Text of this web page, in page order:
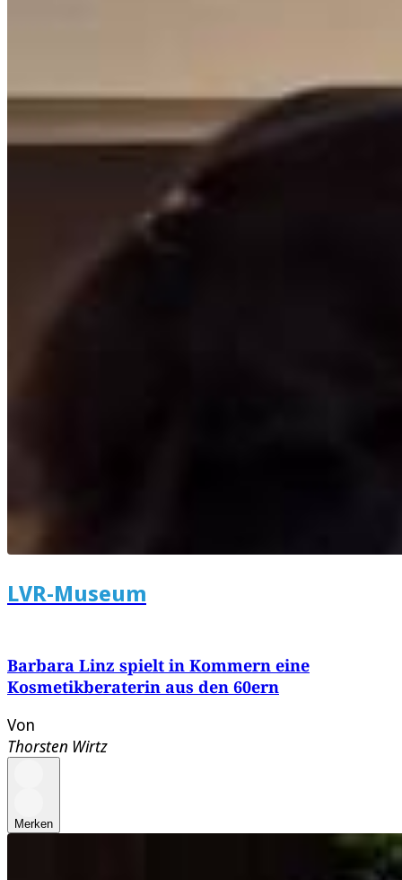
LVR-Museum
Barbara Linz spielt in Kommern eine
Kosmetikberaterin aus den 60ern
Von
Thorsten Wirtz
Merken